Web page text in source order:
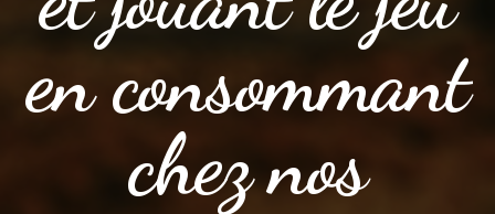
en consommant
chez nos